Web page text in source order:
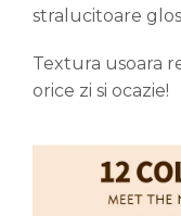
stralucitoare
Textura usoara
orice zi si ocazie!